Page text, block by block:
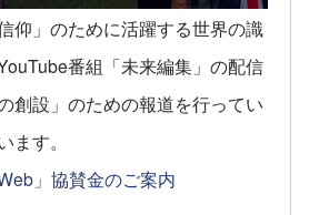
仰」のために活躍する世界の識
番組「未来編集」の配信
創設」のための報道を行ってい
ます。
」協賛金のご案内